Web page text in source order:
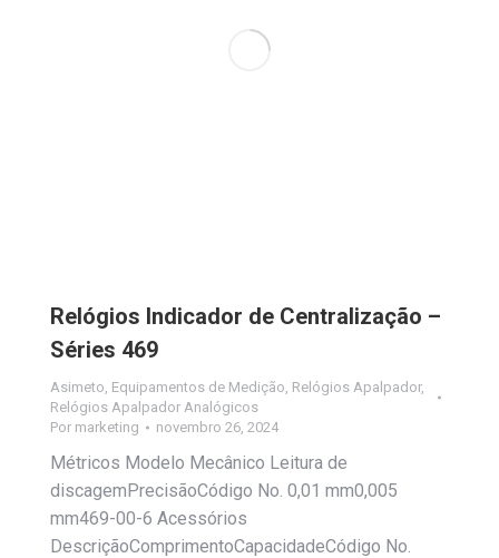
Relógios Indicador de Centralização –
Séries 469
Asimeto Equipamentos de Medição Relógios Apalpador,
Relógios Apalpador Analógicos
Por marketing novembro 26, 2024
Métricos Modelo Mecânico Leitura de
discagemPrecisãoCódigo No. 0,01 mm0,005
mm469-00-6 Acessórios
DescriçãoComprimentoCapacidadeCódigo No.